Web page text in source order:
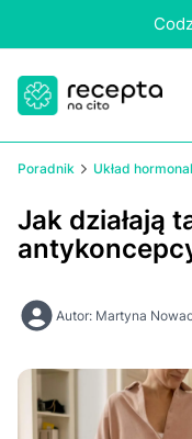
Poradnik Układ
Jak działają
Autor: Martyna